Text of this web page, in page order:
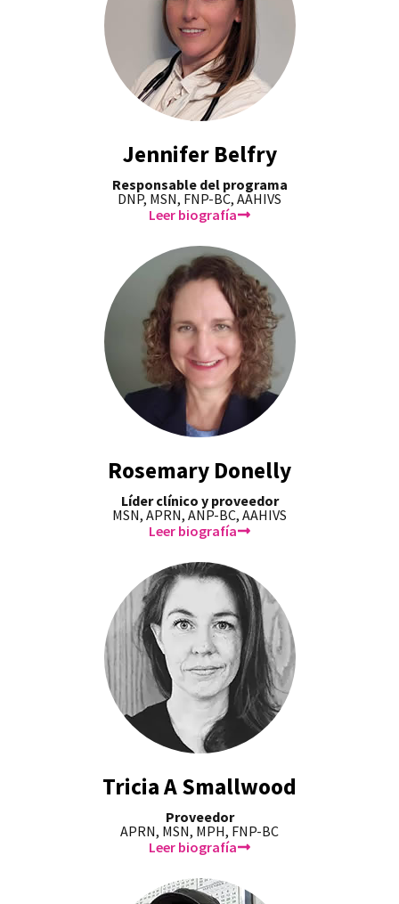
Jennifer Belfry
Responsable del programa
DNP, MSN, FNP-BC, AAHIVS
Leer biografía
Rosemary Donelly
Líder clínico y proveedor
MSN, APRN, ANP-BC, AAHIVS
Leer biografía
Tricia A Smallwood
Proveedor
APRN, MSN, MPH, FNP-BC
Leer biografía